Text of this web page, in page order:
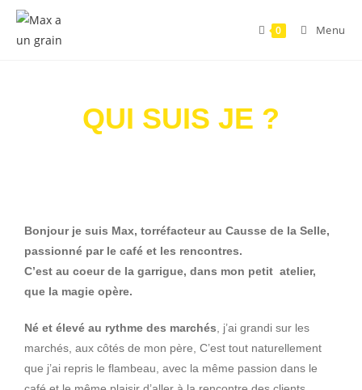
0 Menu
QUI SUIS JE ?
Bonjour je suis Max, torréfacteur au Causse de la Selle,
passionné par le café et les rencontres.
C’est au coeur de la garrigue, dans mon petit atelier,
que la magie opère.
Né et élevé au rythme des marchés , j’ai grandi sur les
marchés, aux côtés de mon père, C’est tout naturellement
que j’ai repris le flambeau, avec la même passion dans le